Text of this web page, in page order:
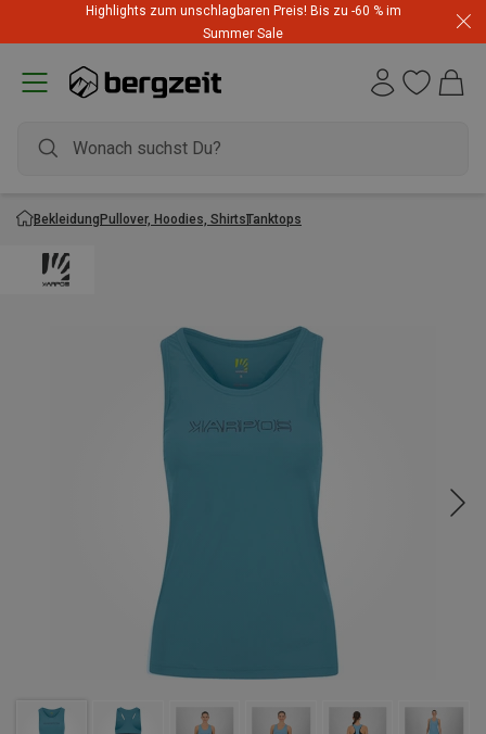
Highlights zum unschlagbaren Preis! Bis zu -60 % im
Summer Sale
BekleidungPullover, Hoodies, ShirtsTanktops